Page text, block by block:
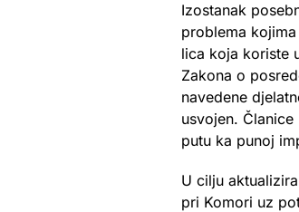
Izostanak
problema
lica koja koriste
Zakona o
navedene
usvojen.
putu ka punoj
U cilju
pri Komori uz